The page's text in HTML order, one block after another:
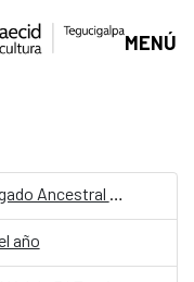
MENÚ
Dügü Inaudito: Salvaguardia del Legado Ancestral Garífuna/ Presentación pública de resultados y diálogo sobre patrimonio vivo
año